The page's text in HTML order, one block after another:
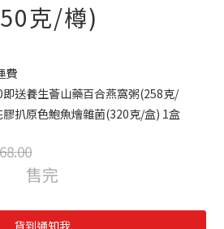
克/樽)
費
送養生薈山藥百合燕窩粥(258克/
扒原色鮑魚燴雜菌(320克/盒) 1盒
售完
貨到通知我